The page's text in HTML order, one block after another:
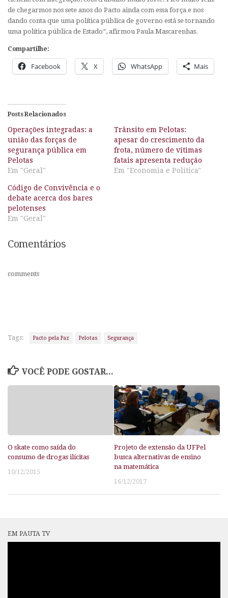
de chegarmos nos sete anos do Pacto ainda com essa força e nos
dando conta que uma política pública de governo está se tornando
uma política pública de Estado”, afirmou Paula Mascarenhas.
Compartilhe:
Facebook X WhatsApp Mais
Posts Relacionados
Operações integradas: a
união das forças de
segurança pública em
Pelotas
Em "Geral"
Trânsito em Pelotas:
apesar do crescimento da
frota, número de vítimas
fatais apresenta redução
Em "Economia e Política"
Código de Convivência e o
debate acerca dos bares
pelotenses
Em "Geral"
Comentários
comments
Tags: Pacto pela Paz Pelotas Segurança
VOCÊ PODE GOSTAR...
O skate como saída do
consumo de drogas ilícitas
10/12/2015
Projeto de extensão da UFPel
busca alternativas de ensino
na matemática
16/12/2017
EM PAUTA TV